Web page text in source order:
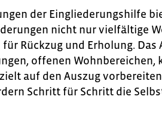
der Eingliederungshilfe
nicht nur vielfältige
für Rückzug und Erholung.
offenen Wohnbereichen,
auf den Auszug
Schritt für Schritt die